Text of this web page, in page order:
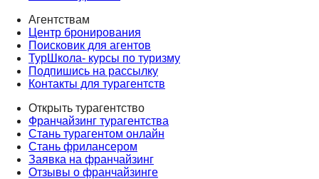
Агентствам
Центр бронирования
Поисковик для агентов
ТурШкола- курсы по туризму
Подпишись на рассылку
Контакты для турагентств
Открыть турагентство
Франчайзинг турагентства
Стань турагентом онлайн
Стань фрилансером
Заявка на франчайзинг
Отзывы о франчайзинге